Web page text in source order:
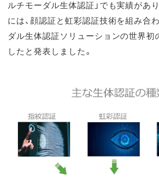
ルチモーダル生体認証」でも実績があ
には、顔認証と虹彩認証技術を組み合
ダル生体認証ソリューションの世界初
したと発表しました。